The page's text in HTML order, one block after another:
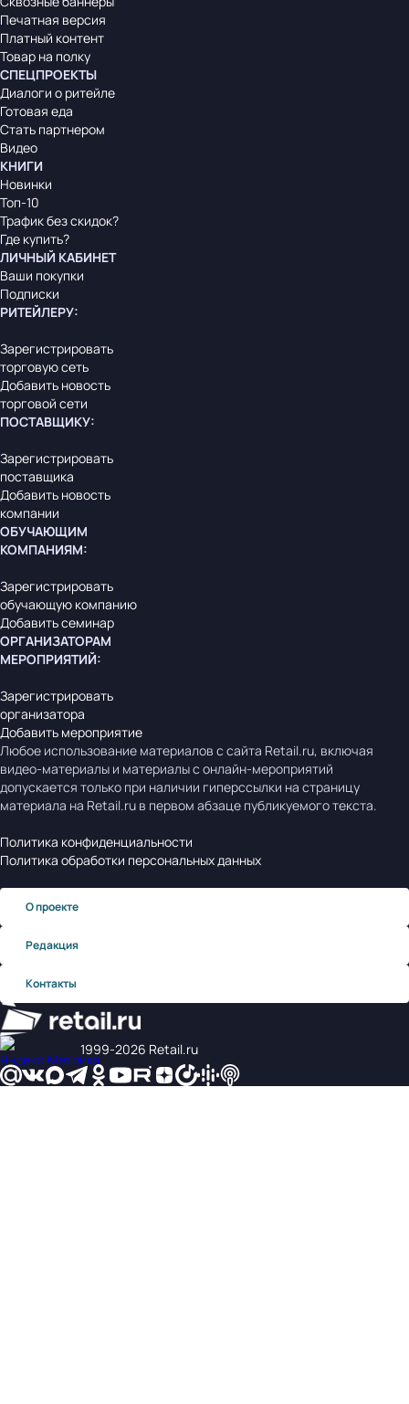
Печатная версия
Платный контент
Товар на полку
СПЕЦПРОЕКТЫ
Диалоги о ритейле
Готовая еда
Стать партнером
Видео
КНИГИ
Новинки
Топ-10
Трафик без скидок?
Где купить?
ЛИЧНЫЙ КАБИНЕТ
Ваши покупки
Подписки
РИТЕЙЛЕРУ:
Зарегистрировать
торговую сеть
Добавить новость
торговой сети
ПОСТАВЩИКУ:
Зарегистрировать
поставщика
Добавить новость
компании
ОБУЧАЮЩИМ
КОМПАНИЯМ:
Зарегистрировать
обучающую компанию
Добавить семинар
ОРГАНИЗАТОРАМ
МЕРОПРИЯТИЙ:
Зарегистрировать
организатора
Добавить мероприятие
Любое использование материалов с сайта Retail.ru, включая
видео-материалы и материалы с онлайн-мероприятий
допускается только при наличии гиперссылки на страницу
материала на Retail.ru в первом абзаце публикуемого текста.
Политика конфиденциальности
Политика обработки персональных данных
О проекте
Редакция
Контакты
1999‑2026 Retail.ru